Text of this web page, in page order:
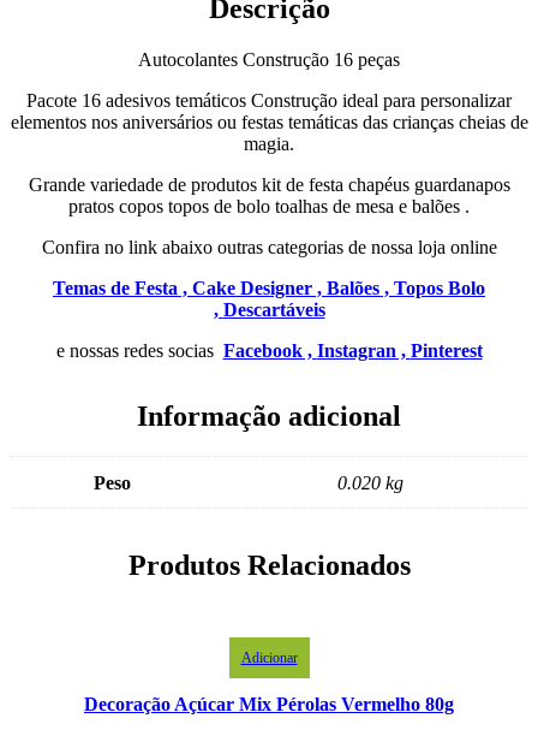
Descrição
Autocolantes Construção 16 peças
Pacote 16 adesivos temáticos Construção ideal para personalizar
elementos nos aniversários ou festas temáticas das crianças cheias de
magia.
Grande variedade de produtos kit de festa chapéus guardanapos
pratos copos topos de bolo toalhas de mesa e balões .
Confira no link abaixo outras categorias de nossa loja online
Temas de Festa , Cake Designer , Balões , Topos Bolo
, Descartáveis
e nossas redes socias Facebook , Instagran , Pinterest
Informação adicional
Peso 0.020 kg
Produtos Relacionados
Adicionar
Decoração Açúcar Mix Pérolas Vermelho 80g